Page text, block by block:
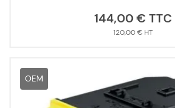
144,00 €
120,00 €
OEM